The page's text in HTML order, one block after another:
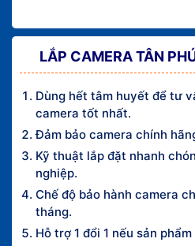
LẮP CAMERA TÂN
Dùng hết tâm huyết để tư
camera tốt nhất.
Đảm bảo camera chính
Kỹ thuật lắp đặt nhanh
nghiệp.
Chế độ bảo hành camera
tháng.
Hỗ trợ 1 đổi 1 nếu sản